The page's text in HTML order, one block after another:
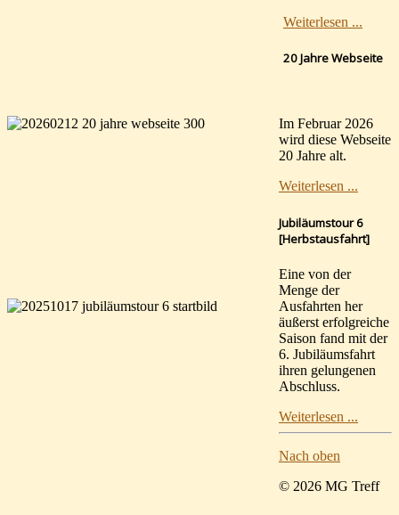
Weiterlesen ...
20 Jahre Webseite
Im Februar 2026
wird diese Webseite
20 Jahre alt.
Weiterlesen ...
Jubiläumstour 6
[Herbstausfahrt]
Eine von der
Menge der
Ausfahrten her
äußerst erfolgreiche
Saison fand mit der
6. Jubiläumsfahrt
ihren gelungenen
Abschluss.
Weiterlesen ...
Nach oben
© 2026 MG Treff